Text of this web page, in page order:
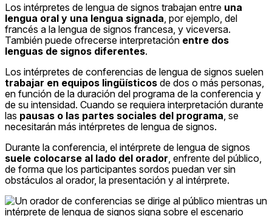
Los intérpretes de lengua de signos trabajan entre una
lengua oral y una lengua signada , por ejemplo, del
francés a la lengua de signos francesa, y viceversa.
También puede ofrecerse interpretación entre dos
lenguas de signos diferentes.
Los intérpretes de conferencias de lengua de signos suelen
trabajar en equipos lingüísticos de dos o más personas,
en función de la duración del programa de la conferencia y
de su intensidad. Cuando se requiera interpretación durante
las pausas o las partes sociales del programa , se
necesitarán más intérpretes de lengua de signos.
Durante la conferencia, el intérprete de lengua de signos
suele colocarse al lado del orador , enfrente del público,
de forma que los participantes sordos puedan ver sin
obstáculos al orador, la presentación y al intérprete.